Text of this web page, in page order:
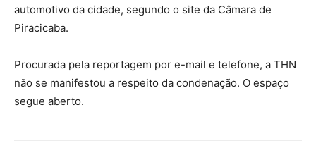
automotivo da cidade, segundo o site da Câmara de
Piracicaba.
Procurada pela reportagem por e-mail e telefone, a THN
não se manifestou a respeito da condenação. O espaço
segue aberto.